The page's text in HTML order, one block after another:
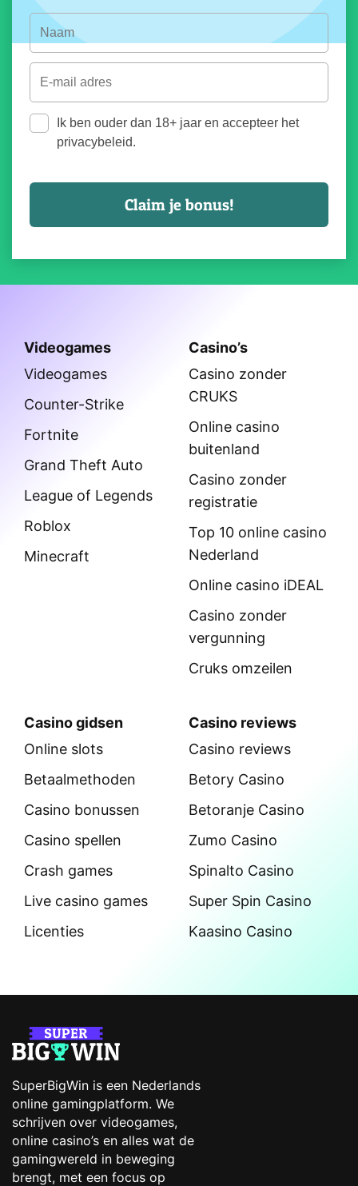
Ik ben ouder dan 18+ jaar en accepteer het
privacybeleid.
Videogames
Videogames
Counter-Strike
Fortnite
Grand Theft Auto
League of Legends
Roblox
Minecraft
Casino’s
Casino zonder
CRUKS
Online casino
buitenland
Casino zonder
registratie
Top 10 online casino
Nederland
Online casino iDEAL
Casino zonder
vergunning
Cruks omzeilen
Casino gidsen
Online slots
Betaalmethoden
Casino bonussen
Casino spellen
Crash games
Live casino games
Licenties
Casino reviews
Casino reviews
Betory Casino
Betoranje Casino
Zumo Casino
Spinalto Casino
Super Spin Casino
Kaasino Casino
SuperBigWin is een Nederlands
online gamingplatform. We
schrijven over videogames,
online casino’s en alles wat de
gamingwereld in beweging
brengt, met een focus op